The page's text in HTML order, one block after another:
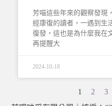
芳喵這些年來的觀察發現
經康復的讀者，一遇到生
復發，這也是為什麼我在
再提醒大
2024-10-18
1 2 3